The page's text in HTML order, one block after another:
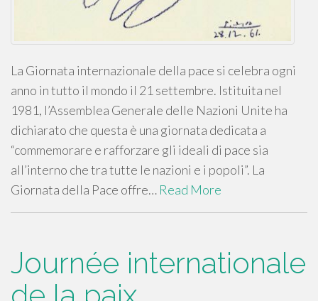
La Giornata internazionale della pace si celebra ogni
anno in tutto il mondo il 21 settembre. Istituita nel
1981, l’Assemblea Generale delle Nazioni Unite ha
dichiarato che questa è una giornata dedicata a
“commemorare e rafforzare gli ideali di pace sia
all’interno che tra tutte le nazioni e i popoli”. La
Giornata della Pace offre… Read More
Journée internationale